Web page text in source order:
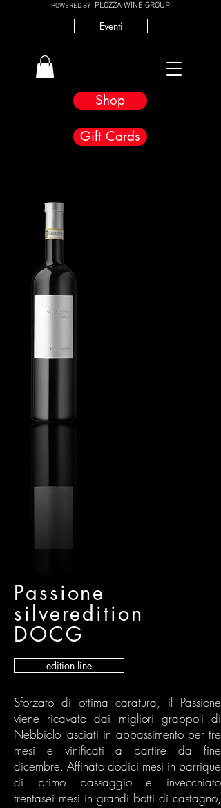
Shop
POWERED BY PLOZZA WINE GROUP
Gift Cards
Eventi
Passione
silveredition
DOCG
edition line
Sforzato di ottima caratura, il Passione
viene ricavato dai migliori grappoli di
Nebbiolo lasciati in appassimento per tre
mesi e vinificati a partire da fine
dicembre. Affinato dodici mesi in barrique
di primo passaggio e invecchiato
trentasei mesi in grandi botti di castagno,